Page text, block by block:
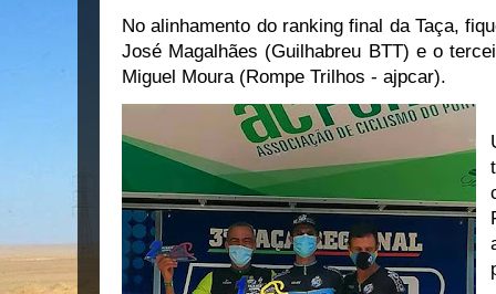
No alinhamento do ranking final da Taça,
José Magalhães (Guilhabreu BTT) e o
Miguel Moura (Rompe Trilhos - ajpcar).